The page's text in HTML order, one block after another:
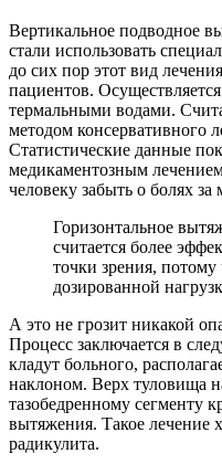
Вертикальное подводное
стали использовать
до сих пор этот вид
пациентов.
термальными водами.
методом консервативного
Статистические данные
медикаментозным
человеку забыть о болях
Горизонтальное
считается более
точки зрения,
дозированной
А это не грозит никакой
Процесс заключается в
кладут больного,
наклоном. Верх туловища
тазобедренному сегменту
вытяжения. Такое лечение
радикулита.